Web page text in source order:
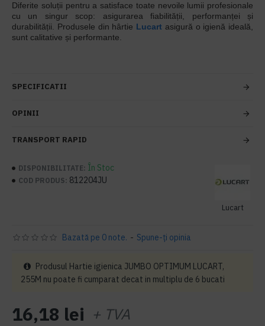
Diferite soluții pentru a satisface toate nevoile lumii profesionale
cu un singur scop: asigurarea fiabilității, performanței și
durabilității. Produsele din hârtie Lucart asigură o igienă ideală,
sunt calitative și performante.
SPECIFICATII
OPINII
TRANSPORT RAPID
DISPONIBILITATE: În Stoc
COD PRODUS: 812204JU
Lucart
Bazată pe 0 note. - Spune-ţi opinia
16,18 lei + TVA
Produsul Hartie igienica JUMBO OPTIMUM LUCART,
255M nu poate fi cumparat decat in multiplu de 6 bucati